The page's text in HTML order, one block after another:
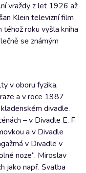
vraždy z let 1926 až
Klein televizní film
téhož roku vyšla kniha
se známým
v oboru fyzika,
a v roce 1987
divadle.
– v Divadle E. F.
a v Divadle
v Divadle v
noze“. Miroslav
jako např. Svatba